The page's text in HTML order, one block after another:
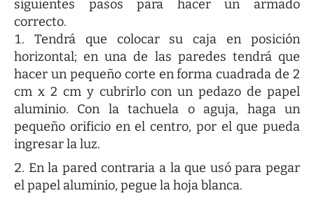
siguientes pasos para hacer un armado
correcto.
Tendrá que colocar su caja en posición
horizontal; en una de las paredes tendrá que
hacer un pequeño corte en forma cuadrada de 2
cm x 2 cm y cubrirlo con un pedazo de papel
aluminio. Con la tachuela o aguja, haga un
pequeño orificio en el centro, por el que pueda
ingresar la luz.
En la pared contraria a la que usó para pegar
el papel aluminio, pegue la hoja blanca.